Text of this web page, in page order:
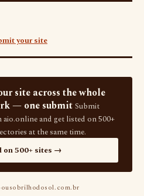
your site
site across the whole
— one submit Submit
aio.online and get listed on 500+
at the same time.
on 500+ sites →